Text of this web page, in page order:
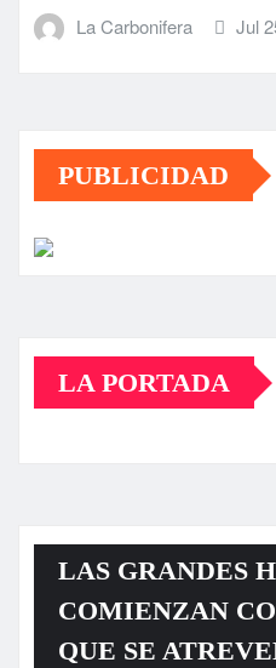
La Carbonifera Jul
PUBLICIDAD
LA PORTADA
LAS GRANDES
COMIENZAN
QUE SE